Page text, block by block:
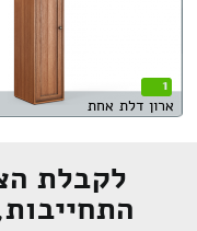
1
ארון דלת אחת
לקבלת